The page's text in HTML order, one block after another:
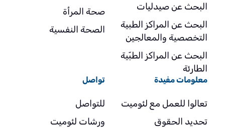
البحث عن صيدليات
البحث عن المراكز الطبية
التخصصية والمعالجين
البحث عن المراكز الطبّية
الطارئة
صحة المرأة
الصحة النفسية
معلومات مفيدة
تعالوا للعمل مع لئوميت
تحديد الحقوق
تواصل
للتواصل
ورشات لئوميت